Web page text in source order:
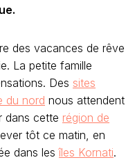
des vacances de rêve
La petite famille
Des sites
du nord nous attendent
dans cette région de
tôt ce matin, en
dans lesîles Kornati.